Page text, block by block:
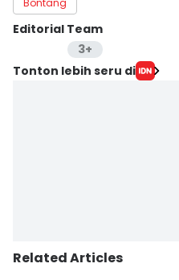
Bontang
Editorial Team
3+
Editor
Tonton lebih seru di
Related Articles